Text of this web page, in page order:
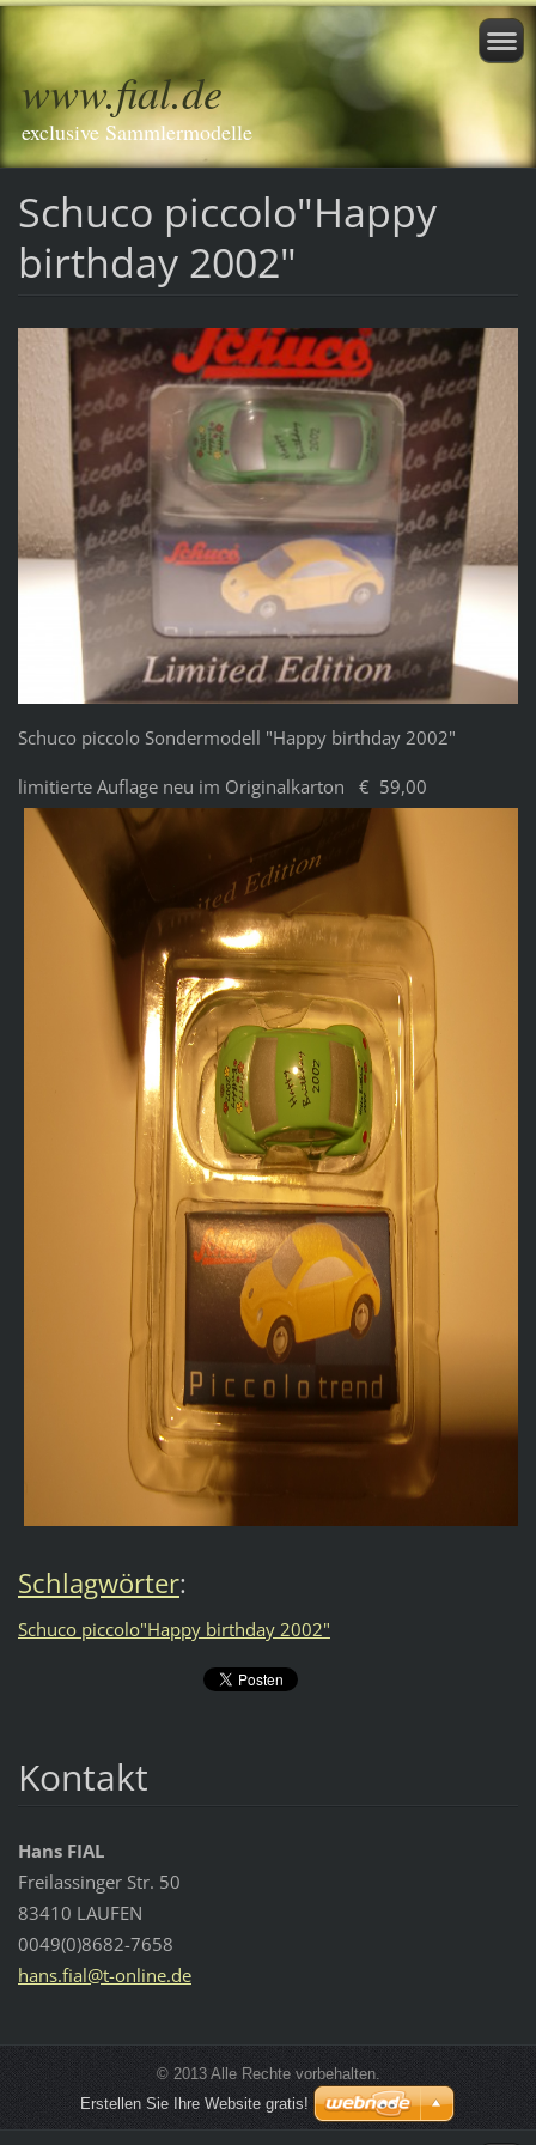
www.fial.de
exclusive Sammlermodelle
Schuco piccolo"Happy
birthday 2002"
Schuco piccolo Sondermodell "Happy birthday 2002"
limitierte Auflage neu im Originalkarton € 59,00
Schlagwörter:
Schuco piccolo"Happy birthday 2002"
Kontakt
Hans FIAL
Freilassinger Str. 50
83410 LAUFEN
0049(0)8682-7658
hans.fial@t-online.de
© 2013 Alle Rechte vorbehalten.
Erstellen Sie Ihre Website gratis!